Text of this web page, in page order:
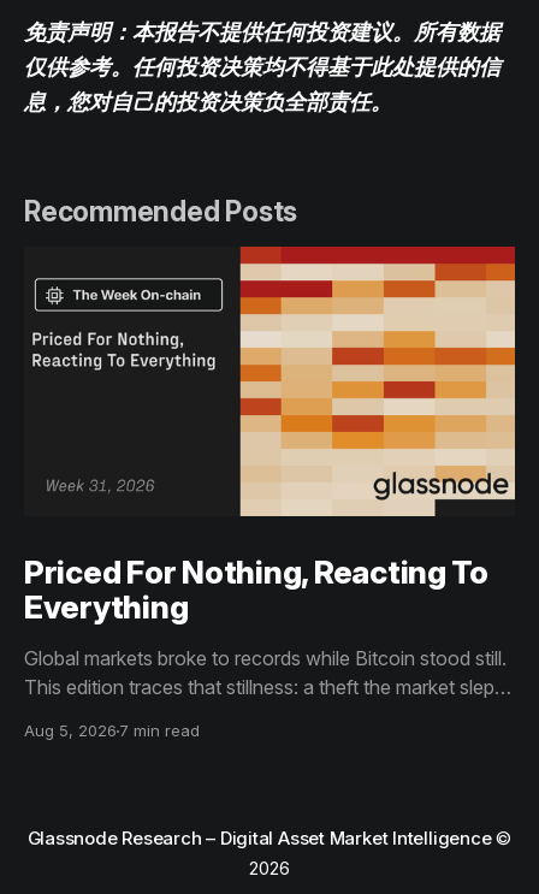
免责声明：本报告不提供任何投资建议。所有数据
仅供参考。任何投资决策均不得基于此处提供的信
息，您对自己的投资决策负全部责任。
Recommended Posts
Priced For Nothing, Reacting To
Everything
Global markets broke to records while Bitcoin stood still.
This edition traces that stillness: a theft the market slept
than capitulation, and an options market priced for
Aug 5, 2026 7 min read
Glassnode Research – Digital Asset Market Intelligence©
2026